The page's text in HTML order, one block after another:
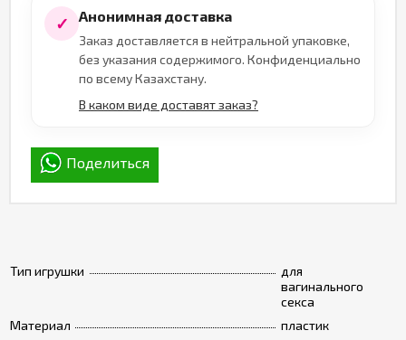
Тип игрушки
для
вагинального
секса
Материал
пластик
✓ Анонимная доставка
Заказ доставляется в нейтральной упаковке,
без указания содержимого. Конфиденциально
по всему Казахстану.
В каком виде доставят заказ?
Поделиться